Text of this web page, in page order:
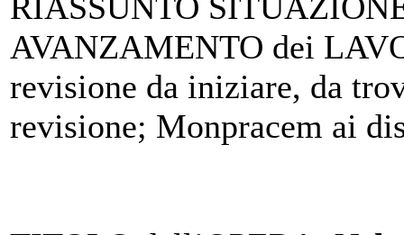
AVANZAMENTO dei
revisione da iniziare, da
revisione; Monpracem ai